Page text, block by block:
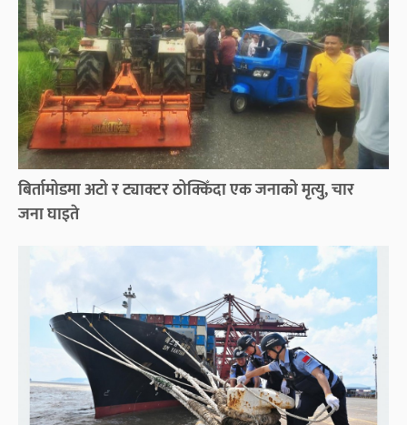
बिर्तामोडमा अटो र ट्याक्टर ठोक्किँदा एक जनाको मृत्यु, चार
जना घाइते